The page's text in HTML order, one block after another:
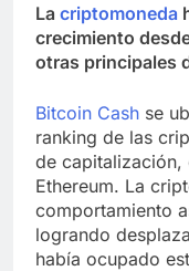
La criptomoneda
crecimiento
otras principales
Bitcoin Cash se
ranking de las
de capitalización,
Ethereum. La
comportamiento
logrando
había ocupado